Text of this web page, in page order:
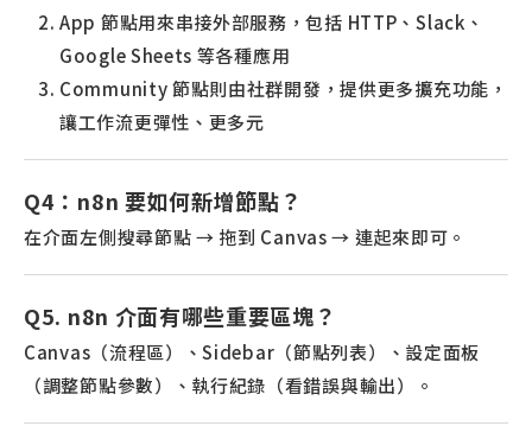
App 節點用來串接外部服務，包括 HTTP、Slack、
Google Sheets 等各種應用
Community 節點則由社群開發，提供更多擴充功能，
讓工作流更彈性、更多元
Q4：n8n 要如何新增節點？
在介面左側搜尋節點 → 拖到 Canvas → 連起來即可。
Q5. n8n 介面有哪些重要區塊？
Canvas（流程區）、Sidebar（節點列表）、設定面板
（調整節點參數）、執行紀錄（看錯誤與輸出）。